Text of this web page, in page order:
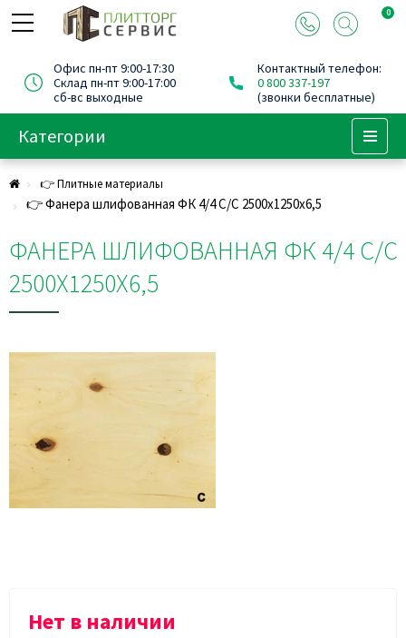
0
Офис пн-пт 9:00-17:30
Склад пн-пт 9:00-17:00
сб-вс выходные
Контактный телефон:
0 800 337-197
(звонки бесплатные)
Категории
👉 Плитные материалы
👉 Фанера шлифованная ФК 4/4 C/С 2500х1250х6,5
ФАНЕРА ШЛИФОВАННАЯ ФК 4/4 C/С
2500Х1250Х6,5
Нет в наличии